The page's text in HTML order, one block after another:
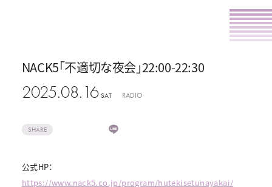
NACK5「不適切な夜会」22:00-22:30
2025.08.16 SAT RADIO
SHARE
公式HP：
https://www.nack5.co.jp/program/hutekisetunayakai/